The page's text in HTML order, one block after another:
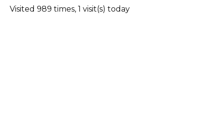
Visited 989 times, 1 visit(s) today